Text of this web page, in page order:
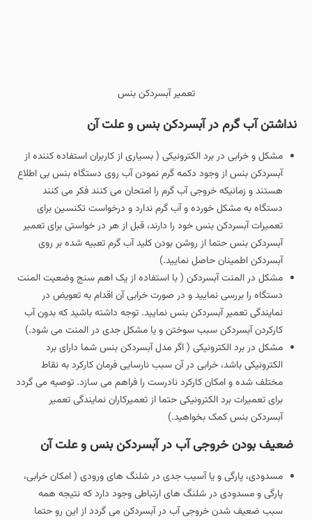
تعمیر آبسردکن بنس
نداشتن آب گرم در آبسردکن بنس و علت آن
مشکل و خرابی در برد الکترونیکی ( بسیاری از کاربران استفاده کننده از
آبسردکن بنس از وجود دکمه گرم نمودن آب روی دستگاه بنس بی اطلاع
هستند و زمانیکه خروجی آب گرم را امتحان می کنند فکر می کنند
دستگاه به مشکل خورده و آب گرم ندارد و درخواست تکنسین برای
تعمیرات آبسردکن بنس خود را دارند، قبل از هر در خواستی برای تعمیر
آبسردکن بنس حتما از روشن بودن کلید آب گرم تعبیه شده بر روی
آبسردکن اطمینان حاصل نمایید.)
مشکل در المنت آبسردکن ( با استفاده از یک اهم سنج وضعیت المنت
دستگاه را بررسی نمایید و در صورت خرابی آن اقدام به تعویض در
نمایندگی تعمیر آبسردکن بنس نمایید. توجه داشته باشید که بدون آب
کارکردن آبسردکن سبب سوختن و یا مشکل جدی در المنت می شود.)
مشکل در برد الکترونیکی ( اگر مدل آبسردکن بنس شما دارای برد
الکترونیکی باشد، خرابی در آن سبب نارسایی فرمان کارکرد به نقاط
مختلف شده و امکان کارکرد نادرست را فراهم می سازد. توصیه می گردد
برای تعمیرات برد الکترونیکی حتما از تعمیرکاران نمایندگی تعمیر
آبسردکن بنس کمک بخواهید.)
ضعیف بودن خروجی آب در آبسردکن بنس و علت آن
مسدودی، پارگی و یا آسیب جدی در شلنگ های ورودی ( امکان خرابی،
پارگی و مسدودی در شلنگ های ارتباطی وجود دارد که نتیجه همه
سبب ضعیف شدن خروجی آب در آبسردکن می گردد از این رو حتما